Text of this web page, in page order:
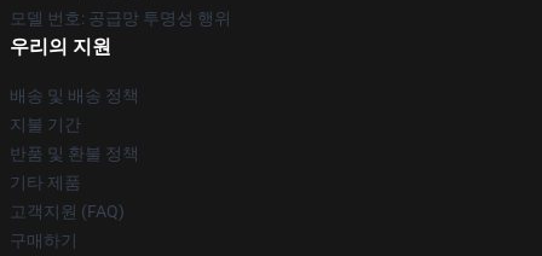
모델 번호: 공급망 투명성 행위
우리의 지원
배송 및 배송 정책
지불 기간
반품 및 환불 정책
기타 제품
고객지원 (FAQ)
구매하기